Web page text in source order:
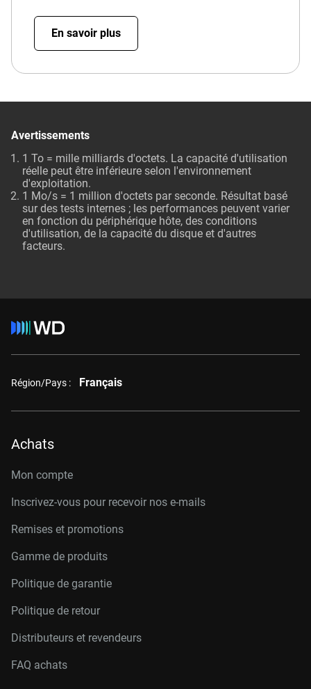
En savoir plus
Avertissements
1 To = mille milliards d'octets. La capacité d'utilisation
réelle peut être inférieure selon l'environnement
d'exploitation.
1 Mo/s = 1 million d'octets par seconde. Résultat basé
sur des tests internes ; les performances peuvent varier
en fonction du périphérique hôte, des conditions
d'utilisation, de la capacité du disque et d'autres
facteurs.
Région/Pays : Français
Achats
Mon compte
Inscrivez-vous pour recevoir nos e-mails
Remises et promotions
Gamme de produits
Politique de garantie
Politique de retour
Distributeurs et revendeurs
FAQ achats